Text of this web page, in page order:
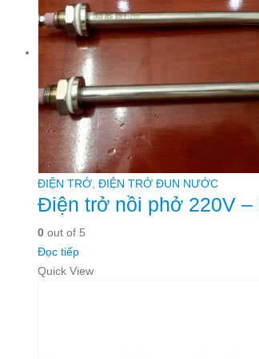
ĐIỆN TRỞ ĐIỆN TRỞ ĐUN NƯỚC
Điện trở nồi phở 220V –
0 out of 5
Đọc tiếp
Quick View